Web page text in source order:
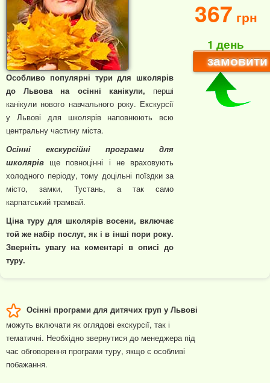
Особливо популярні тури для школярів
до Львова на осінні канікули, перші
канікули нового навчального року. Екскурсії
у Львові для школярів наповнюють всю
центральну частину міста.
Осінні екскурсійні програми для
школярів ще повноцінні і не враховують
холодного періоду, тому доцільні поїздки за
місто, замки, Тустань, а так само
карпатський трамвай.
Ціна туру для школярів восени, включає
той же набір послуг, як і в інші пори року.
Зверніть увагу на коментарі в описі до
туру.
367 грн
1 день
замовити
Осінні програми для дитячих груп у Львові
можуть включати як оглядові екскурсії, так і
тематичні. Необхідно звернутися до менеджера під
час обговорення програми туру, якщо є особливі
побажання.